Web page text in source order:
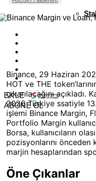
EKLE
ABONE OL
Binance, 29 Haziran
HOT ve THE
çıkarılacağını
2026 Türkiye ssatiyle
işlemi Binance Margin,
Portfolio Margin
Borsa, kullanıcıların
pozisyonlarını önceden
marjin hesaplarından
Öne Çıkanlar